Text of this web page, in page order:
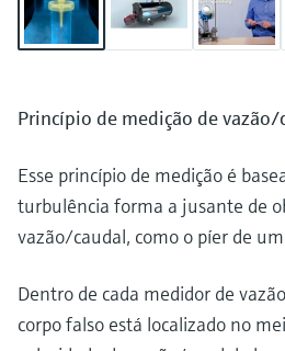
Princípio de medição de
Esse princípio de medição é
turbulência forma a jusante de
vazão/caudal, como o píer de
Dentro de cada medidor de
corpo falso está localizado no